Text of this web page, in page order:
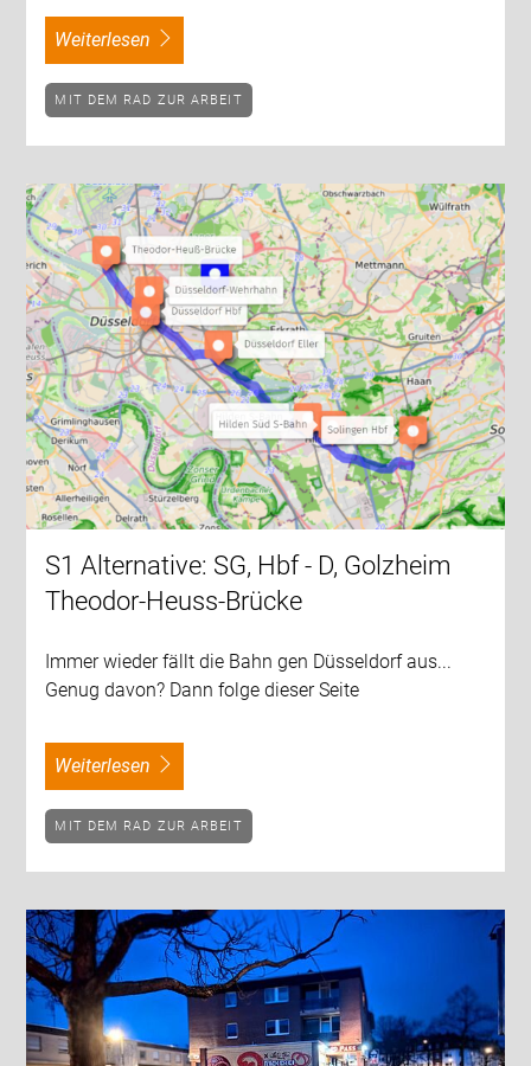
weiterlesen
MIT DEM RAD ZUR ARBEIT
S1 Alternative: SG, Hbf - D, Golzheim
Theodor-Heuss-Brücke
Immer wieder fällt die Bahn gen Düsseldorf aus...
Genug davon? Dann folge dieser Seite
weiterlesen
MIT DEM RAD ZUR ARBEIT